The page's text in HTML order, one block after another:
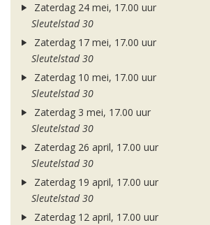
Zaterdag 24 mei, 17.00 uur
Sleutelstad 30
Zaterdag 17 mei, 17.00 uur
Sleutelstad 30
Zaterdag 10 mei, 17.00 uur
Sleutelstad 30
Zaterdag 3 mei, 17.00 uur
Sleutelstad 30
Zaterdag 26 april, 17.00 uur
Sleutelstad 30
Zaterdag 19 april, 17.00 uur
Sleutelstad 30
Zaterdag 12 april, 17.00 uur